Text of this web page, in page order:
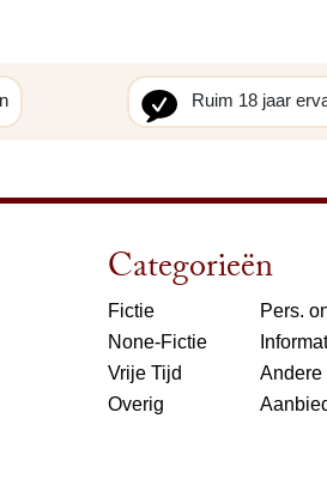
Ruim 18 jaar
Categorieën
Fictie
None-Fictie
Vrije Tijd
Overig
Pers.
Andere